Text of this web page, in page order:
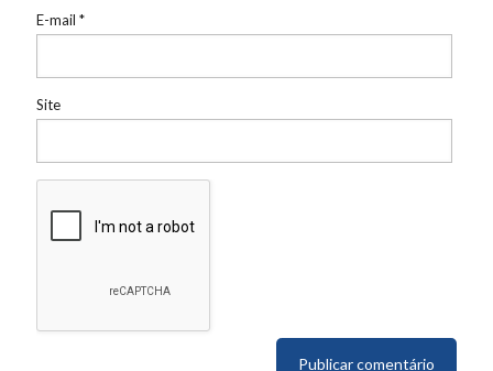
E-mail *
Site